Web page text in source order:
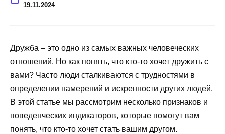
19.11.2024
Дружба – это одно из самых важных человеческих
отношений. Но как понять, что кто-то хочет дружить с
вами? Часто люди сталкиваются с трудностями в
определении намерений и искренности других людей.
В этой статье мы рассмотрим несколько признаков и
поведенческих индикаторов, которые помогут вам
понять, что кто-то хочет стать вашим другом.